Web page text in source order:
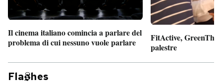
Il cinema italiano comincia a parlare del
problema di cui nessuno vuole parlare
FitActive,
palestre
Fla hes